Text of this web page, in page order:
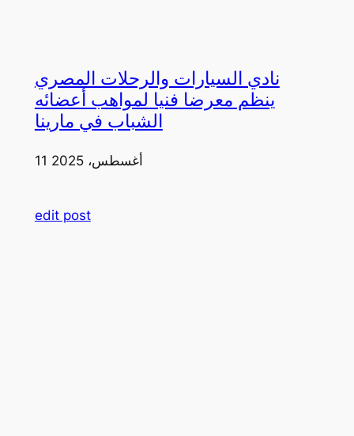
نادي السيارات والرحلات المصري
ينظم معرضا فنيا لمواهب أعضائه
الشباب في مارينا
11 أغسطس، 2025
edit post